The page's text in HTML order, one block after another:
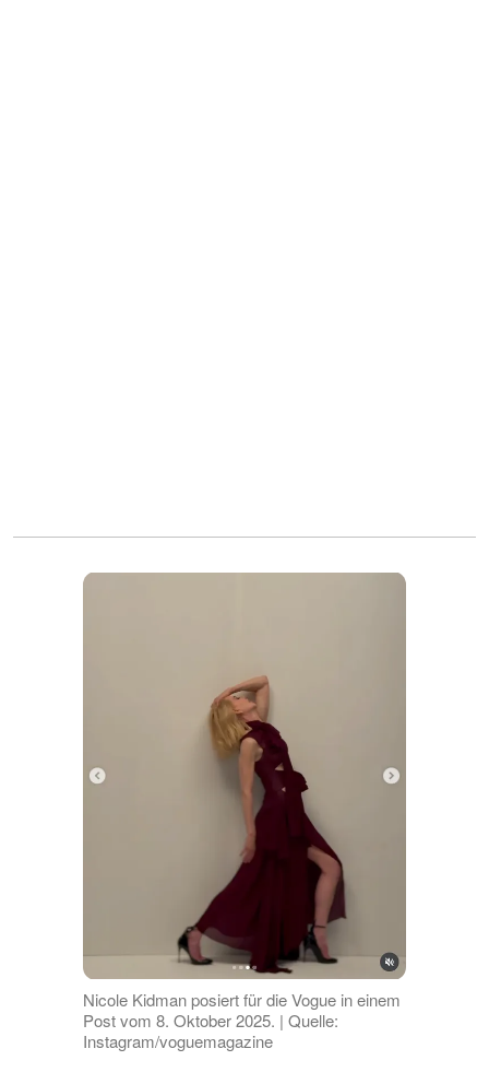
Nicole Kidman posiert für die Vogue in einem
Post vom 8. Oktober 2025. | Quelle:
Instagram/voguemagazine